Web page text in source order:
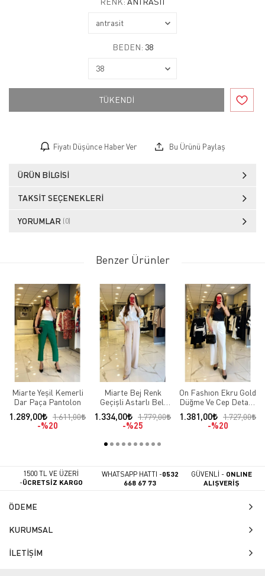
BEDEN: 38
TÜKENDİ
Fiyatı Düşünce Haber Ver Bu Ürünü Paylaş
ÜRÜN BILGISI
TAKSIT SEÇENEKLERI
YORUMLAR (0)
Benzer Ürünler
Miarte Yeşil Kemerli
Dar Paça Pantolon
1.289,00
1.611,00
%20
Miarte Bej Renk
Geçişli Astarlı Beli
Lastikli Pantolon
1.334,00
1.779,00
%25
On Fashıon Ekru Gold
Düğme Ve Cep Detaylı
Duble Paça Pantolon
1.381,00
1.727,00
%20
1500 TL VE ÜZERİ
-ÜCRETSİZ KARGO
WHATSAPP HATTI -0532
668 67 73
GÜVENLİ - ONLINE
ALIŞVERİŞ
ÖDEME
KURUMSAL
İLETİŞİM